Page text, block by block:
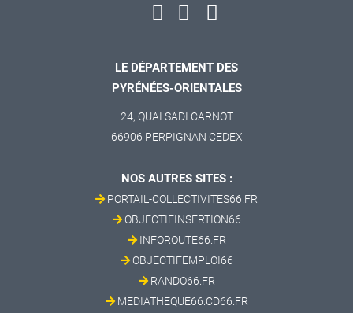
LE DÉPARTEMENT DES
PYRÉNÉES-ORIENTALES
24, QUAI SADI CARNOT
66906 PERPIGNAN CEDEX
NOS AUTRES SITES :
PORTAIL-COLLECTIVITES66.FR
OBJECTIFINSERTION66
INFOROUTE66.FR
OBJECTIFEMPLOI66
RANDO66.FR
MEDIATHEQUE66.CD66.FR